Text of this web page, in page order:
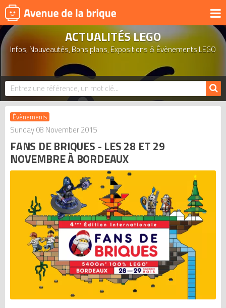
UNIVERS
PRODUITS DÉRIVÉS
NOUVEAUTÉS
LEGO 2026
BONS PLANS
ACTUALITÉS
ASSOCIATIONS DE FANS
EXPOSITIONS LEGO
LEGO LES PLUS CHERS
DERNIERS LEGO AJOUTÉS
ACTUALITÉS LEGO
Infos, Nouveautés, Bons plans, Expositions & Évènements LEGO
Évènements
Sunday 08 November 2015
FANS DE BRIQUES - LES 28 ET 29
NOVEMBRE À BORDEAUX